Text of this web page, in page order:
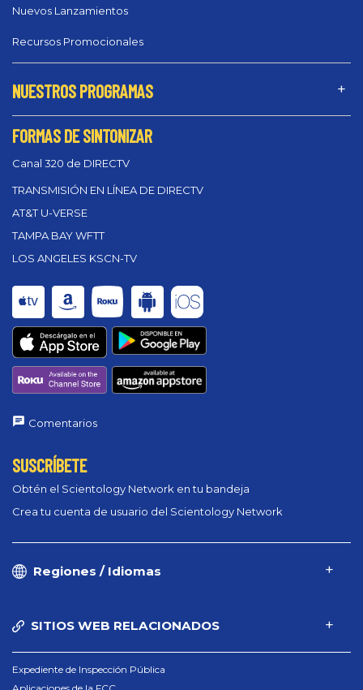
Nuevos Lanzamientos
Recursos Promocionales
NUESTROS PROGRAMAS
FORMAS DE SINTONIZAR
Canal 320 de DIRECTV
TRANSMISIÓN EN LÍNEA DE DIRECTV
AT&T U-VERSE
TAMPA BAY WFTT
LOS ANGELES KSCN-TV
Comentarios
SUSCRÍBETE
Obtén el Scientology Network en tu bandeja
Crea tu cuenta de usuario del Scientology Network
Regiones / Idiomas
SITIOS WEB RELACIONADOS
Expediente de Inspección Pública